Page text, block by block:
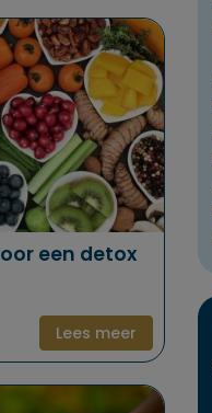
een detox
Lees meer